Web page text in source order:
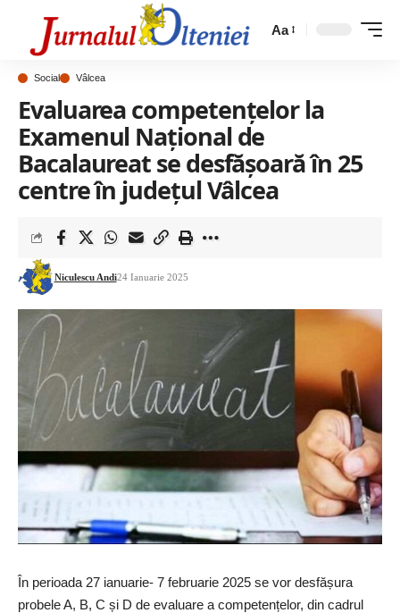
Aa
Social Vâlcea
Evaluarea competențelor la
Examenul Național de
Bacalaureat se desfășoară în 25
centre în județul Vâlcea
Niculescu Andi24 Ianuarie 2025
În perioada 27 ianuarie- 7 februarie 2025 se vor desfășura
probele A, B, C și D de evaluare a competențelor, din cadrul